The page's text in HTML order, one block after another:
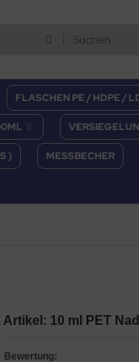
FLASCHEN PE / HDPE /
) MESSBECHER
Artikel: 10 ml PET
Bewertung: